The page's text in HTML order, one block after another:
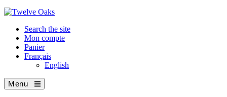
Search the site
Mon compte
Panier
Français
English
Menu